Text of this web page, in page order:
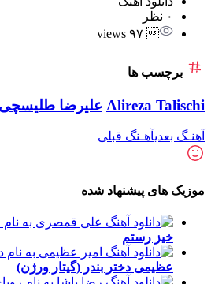
۰ نظر
۹۷ views
برچسب ها
Alireza Talischi علیرضا طلیسچی
آهنـگ بعدیآهـنگ قبلی
موزیک های پیشنهاد شده
خیز رستم
عظیمی دختر بندر (گیتار ورژن)